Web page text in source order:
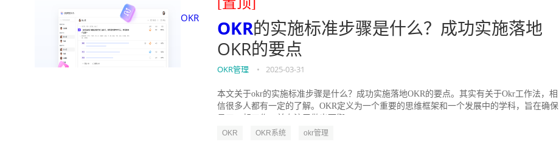
OKR OKR的实施标准步骤是什么？成功实施落地
OKR的要点
OKR管理 • 2025-03-31
本文关于okr的实施标准步骤是什么？成功实施落地OKR的要点。其实有关于Okr工作法，相
信很多人都有一定的了解。OKR定义为一个重要的思维框架和一个发展中的学科，旨在确保
OKR OKR系统 okr管理